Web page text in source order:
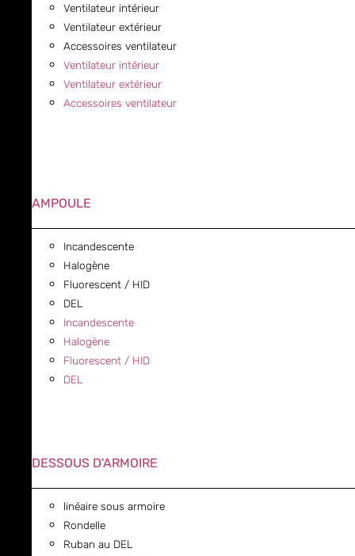
Ventilateur intérieur
Ventilateur extérieur
Accessoires ventilateur
Ventilateur intérieur
Ventilateur extérieur
Accessoires ventilateur
AMPOULE
Incandescente
Halogène
Fluorescent / HID
DEL
Incandescente
Halogène
Fluorescent / HID
DEL
DESSOUS D'ARMOIRE
linéaire sous armoire
Rondelle
Ruban au DEL